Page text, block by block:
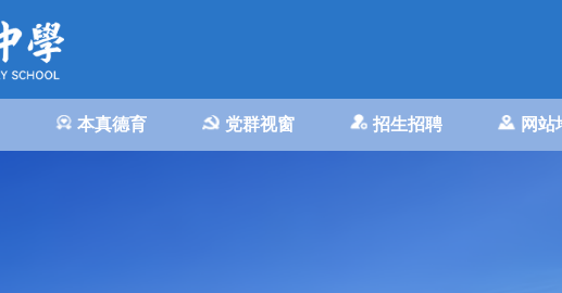
本真德育 党群视窗 招生招聘 网站